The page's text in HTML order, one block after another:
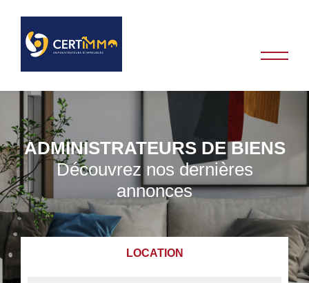
ADMINISTRATEURS DE BIENS
Découvrez nos dernières
annonces
LOCATION